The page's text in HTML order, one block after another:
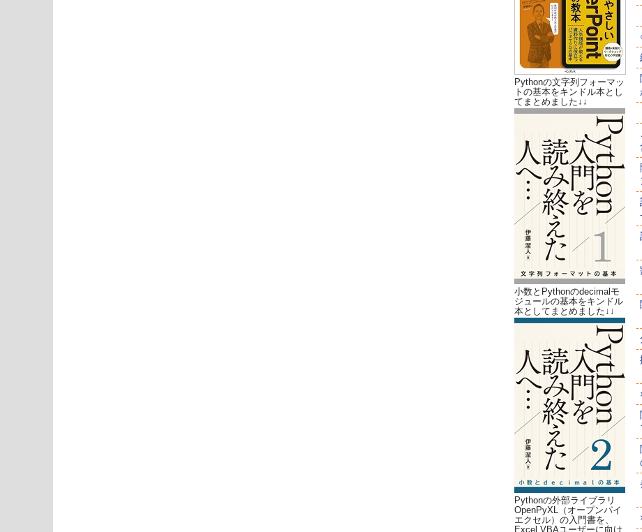
Pythonの文字列フォーマッ
トの基本をキンドル本とし
てまとめました↓↓
小数とPythonのdecimalモ
ジュールの基本をキンドル
本としてまとめました↓↓
Pythonの外部ライブラリ
OpenPyXL（オープンパイ
エクセル）の入門書を、
Excel VBAユーザーに向け